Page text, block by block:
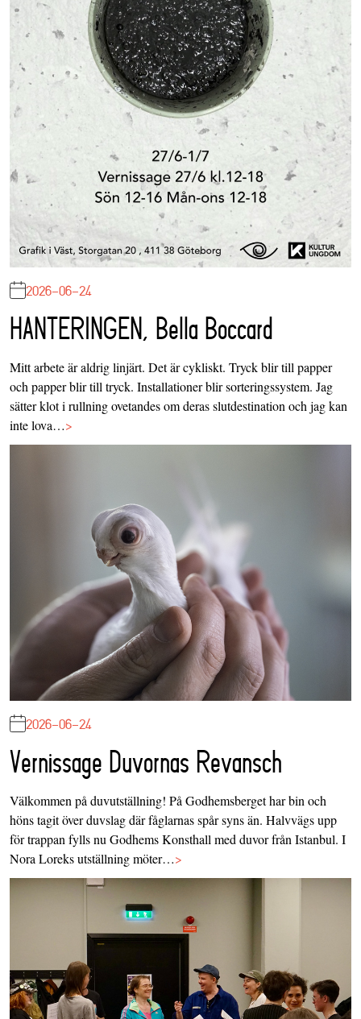
2026-06-24
HANTERINGEN, Bella Boccard
Mitt arbete är aldrig linjärt. Det är cykliskt. Tryck blir till papper
och papper blir till tryck. Installationer blir sorteringssystem. Jag
sätter klot i rullning ovetandes om deras slutdestination och jag kan
inte lova…>
2026-06-24
Vernissage Duvornas Revansch
Välkommen på duvutställning! På Godhemsberget har bin och
höns tagit över duvslag där fåglarnas spår syns än. Halvvägs upp
för trappan fylls nu Godhems Konsthall med duvor från Istanbul. I
Nora Loreks utställning möter…>